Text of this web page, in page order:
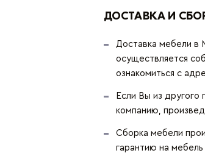
ДОСТАВКА И
Доставка мебели в
осуществляется
ознакомиться с
Если Вы из другого
компанию,
Сборка мебели
гарантию на мебель